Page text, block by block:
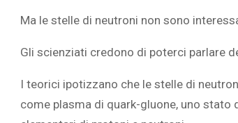
Ma le stelle di neutroni non sono
Gli scienziati credono di poterci parlare
I teorici ipotizzano che le stelle di
come plasma di quark-gluone, uno